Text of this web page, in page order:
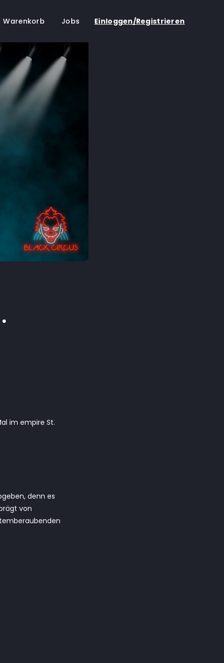
Einloggen/Registrieren
Warenkorb Jobs
im empire St.
denn es
von